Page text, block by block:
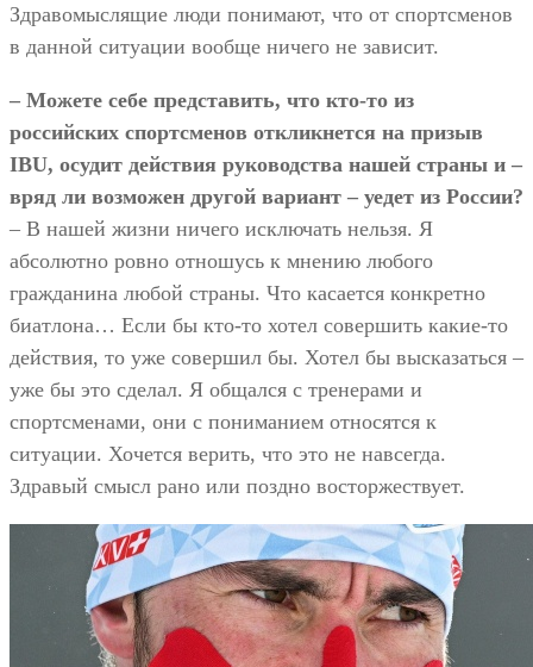
Здравомыслящие люди понимают, что от спортсменов
в данной ситуации вообще ничего не зависит.
– Можете себе представить, что кто-то из
российских спортсменов откликнется на призыв
IBU, осудит действия руководства нашей страны и –
вряд ли возможен другой вариант – уедет из России?
– В нашей жизни ничего исключать нельзя. Я
абсолютно ровно отношусь к мнению любого
гражданина любой страны. Что касается конкретно
биатлона… Если бы кто-то хотел совершить какие-то
действия, то уже совершил бы. Хотел бы высказаться –
уже бы это сделал. Я общался с тренерами и
спортсменами, они с пониманием относятся к
ситуации. Хочется верить, что это не навсегда.
Здравый смысл рано или поздно восторжествует.